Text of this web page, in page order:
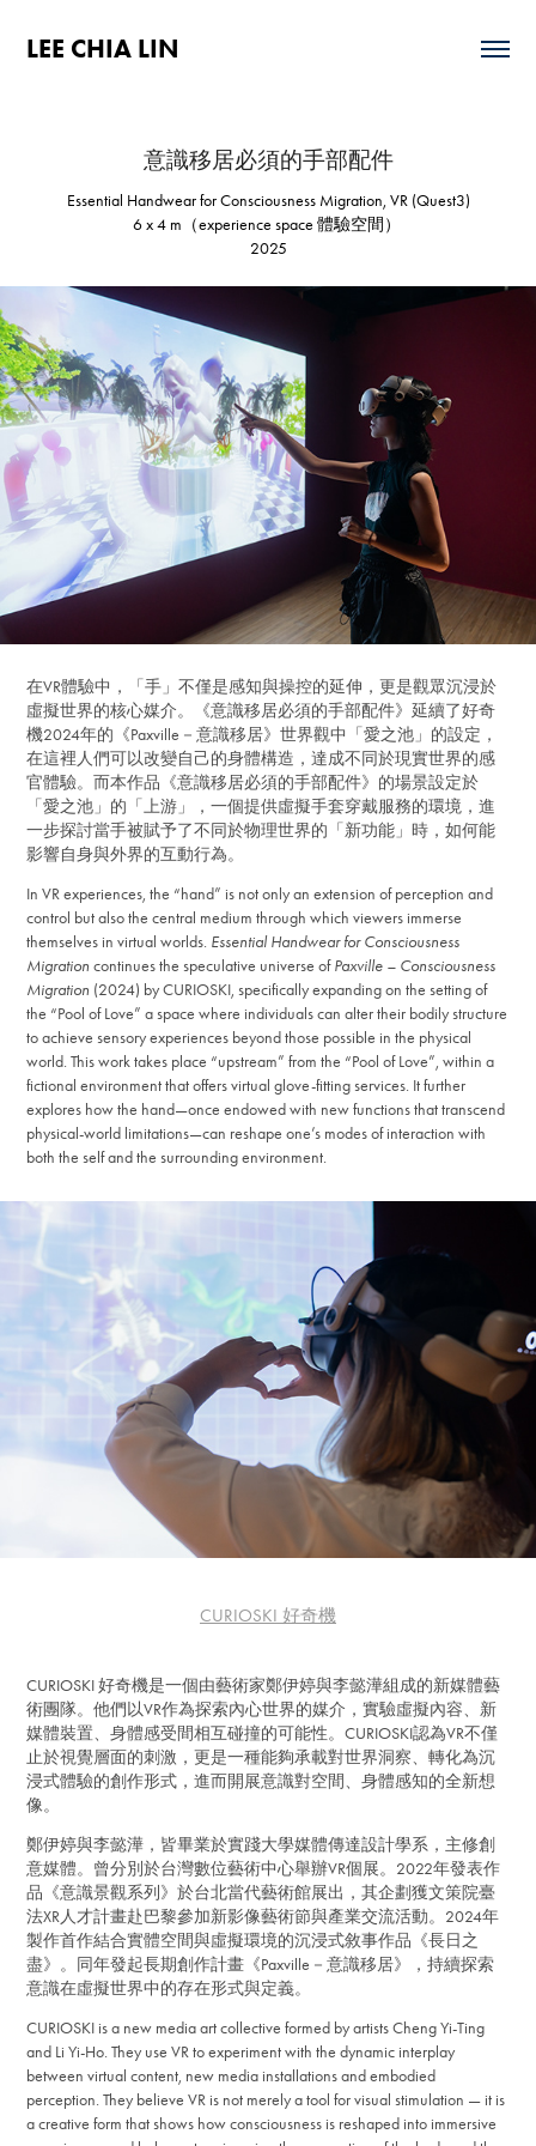
LEE CHIA LIN
意識移居必須的手部配件
Essential Handwear for Consciousness Migration, VR (Quest3)
6 x 4 m（experience space 體驗空間）
2025
在VR體驗中，「手」不僅是感知與操控的延伸，更是觀眾沉浸於
虛擬世界的核心媒介。《意識移居必須的手部配件》延續了好奇
機2024年的《Paxville－意識移居》世界觀中「愛之池」的設定，
在這裡人們可以改變自己的身體構造，達成不同於現實世界的感
官體驗。而本作品《意識移居必須的手部配件》的場景設定於
「愛之池」的「上游」，一個提供虛擬手套穿戴服務的環境，進
一步探討當手被賦予了不同於物理世界的「新功能」時，如何能
影響自身與外界的互動行為。
In VR experiences, the “hand” is not only an extension of perception and
control but also the central medium through which viewers immerse
themselves in virtual worlds. Essential Handwear for Consciousness
Migration continues the speculative universe ofPaxville – Consciousness
Migration (2024) by CURIOSKI, specifically expanding on the setting of
the “Pool of Love” a space where individuals can alter their bodily structure
to achieve sensory experiences beyond those possible in the physical
world. This work takes place “upstream” from the “Pool of Love”, within a
fictional environment that offers virtual glove-fitting services. It further
explores how the hand—once endowed with new functions that transcend
physical-world limitations—can reshape one’s modes of interaction with
both the self and the surrounding environment.
CURIOSKI 好奇機
CURIOSKI 好奇機是一個由藝術家鄭伊婷與李懿澕組成的新媒體藝
術團隊。他們以VR作為探索內心世界的媒介，實驗虛擬內容、新
媒體裝置、身體感受間相互碰撞的可能性。CURIOSKI認為VR不僅
止於視覺層面的刺激，更是一種能夠承載對世界洞察、轉化為沉
浸式體驗的創作形式，進而開展意識對空間、身體感知的全新想
像。
鄭伊婷與李懿澕，皆畢業於實踐大學媒體傳達設計學系，主修創
意媒體。曾分別於台灣數位藝術中心舉辦VR個展。2022年發表作
品《意識景觀系列》於台北當代藝術館展出，其企劃獲文策院臺
法XR人才計畫赴巴黎參加新影像藝術節與產業交流活動。2024年
製作首作結合實體空間與虛擬環境的沉浸式敘事作品《長日之
盡》。同年發起長期創作計畫《Paxville－意識移居》，持續探索
意識在虛擬世界中的存在形式與定義。
CURIOSKI is a new media art collective formed by artists Cheng Yi-Ting
and Li Yi-Ho. They use VR to experiment with the dynamic interplay
between virtual content, new media installations and embodied
perception. They believe VR is not merely a tool for visual stimulation — it is
a creative form that shows how consciousness is reshaped into immersive